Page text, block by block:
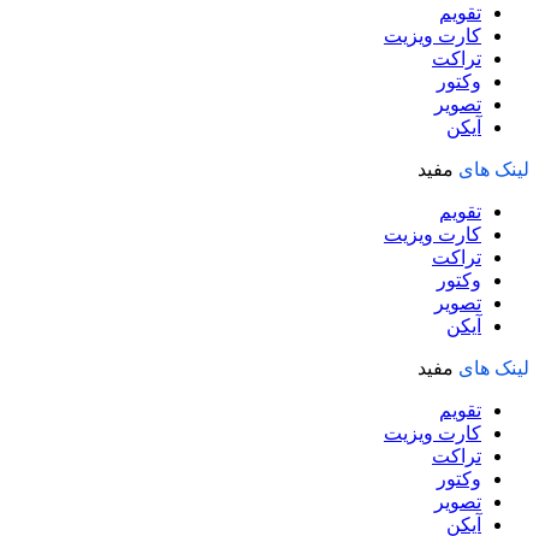
تقویم
کارت ویزیت
تراکت
وکتور
تصویر
آیکن
لینک های مفید
تقویم
کارت ویزیت
تراکت
وکتور
تصویر
آیکن
لینک های مفید
تقویم
کارت ویزیت
تراکت
وکتور
تصویر
آیکن